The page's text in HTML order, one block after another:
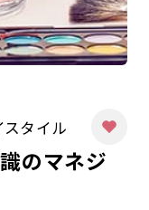
タイル
のマネジ